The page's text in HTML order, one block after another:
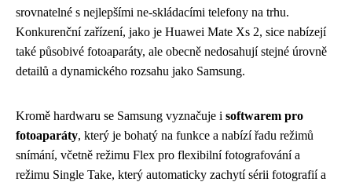
srovnatelné s nejlepšími ne-skládacími telefony na trhu.
Konkurenční zařízení, jako je Huawei Mate Xs 2, sice nabízejí
také působivé fotoaparáty, ale obecně nedosahují stejné úrovně
detailů a dynamického rozsahu jako Samsung.
Kromě hardwaru se Samsung vyznačuje i softwarem pro
fotoaparáty, který je bohatý na funkce a nabízí řadu režimů
snímání, včetně režimu Flex pro flexibilní fotografování a
režimu Single Take, který automaticky zachytí sérii fotografií a